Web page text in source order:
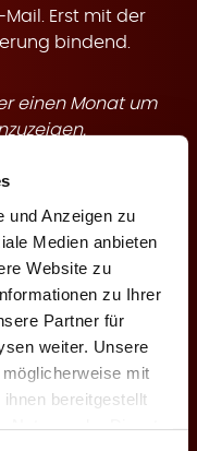
und Anzeigen zu
Medien anbieten
Website zu
zu Ihrer
Partner für
weiter. Unsere
mit
bereitgestellt
Erst mit der
bindend.
einen Monat um